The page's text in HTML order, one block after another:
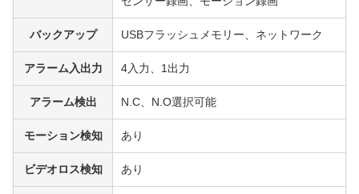
バックアップ USBフラッシュメモリー、ネットワーク
アラーム入出力 4入力、1出力
アラーム検出 N.C、N.O選択可能
モーション検知 あり
ビデオロス検知 あり